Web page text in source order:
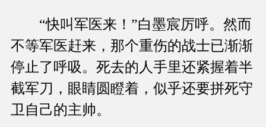
“快叫军医来！”白墨宸厉呼。然而
不等军医赶来，那个重伤的战士已渐渐
停止了呼吸。死去的人手里还紧握着半
截军刀，眼睛圆瞪着，似乎还要拼死守
卫自己的主帅。